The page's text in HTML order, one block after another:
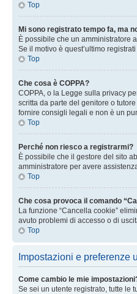
Top
Mi sono registrato tempo fa, ma
È possibile che un amministratore
Se il motivo è quest’ultimo
Top
Che cosa è COPPA?
COPPA, o la Legge sulla privacy
scritta da parte del genitore o
fornire consigli legali e non è un
Top
Perché non riesco a registrarmi?
È possibile che il gestore del sito
amministratore per avere
Top
Che cosa provoca il comando
La funzione “Cancella cookie”
avuto problemi di accesso o di
Top
Impostazioni e preferenze
Come cambio le mie
Se sei un utente registrato, tutte le